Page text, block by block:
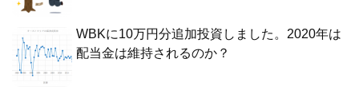
WBKに10万円分追加投資しました。2020年は
配当金は維持されるのか？